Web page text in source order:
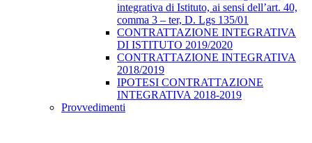
integrativa di Istituto, ai sensi dell’art. 40,
comma 3 – ter, D. Lgs 135/01
CONTRATTAZIONE INTEGRATIVA
DI ISTITUTO 2019/2020
CONTRATTAZIONE INTEGRATIVA
2018/2019
IPOTESI CONTRATTAZIONE
INTEGRATIVA 2018-2019
Provvedimenti